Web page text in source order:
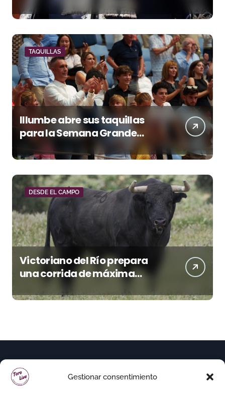
Gestionar consentimiento
TAQUILLAS
Illumbe abre sus taquillas
para la Semana Grande
Donostiarra
DESDE EL CAMPO
Victoriano del Río prepara
una corrida de máxima
seriedad para Ciudad Real
(En Vídeo)